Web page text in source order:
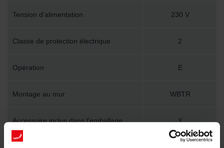
Tension d'alimentation 230 V
Classe de protection électrique 2
Opération E
Montage au mur WBTR
Accessoire inclus dans l'emballage Y